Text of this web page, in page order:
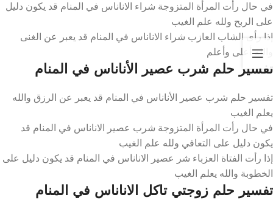
في حال رأت المرأة المتزوجة شراء الاناناس في المنام قد يكون دليل
على الربح ولله علم الغيب
إذا رأى الشاب العازب شراء الاناناس في المنام قد يعبر عن الغنى
والله أعلى وأعلم
تفسير حلم شرب عصير الأناناس في المنام
تفسير حلم شرب عصير الأناناس في المنام قد يعبر عن الرزق والله
يعلم الغيب
في حال رأت المرأة المتزوجة شرب عصير الاناناس في المنام قد
يكون دليل على التعافي ولله علم الغيب
إذا رأت الفتاة العزباء شر عصير الاناناس في المنام قد يكون دليل على
الخطوبة والله يعلم الغيب
تفسير حلم زوجتي تاكل الاناناس في المنام